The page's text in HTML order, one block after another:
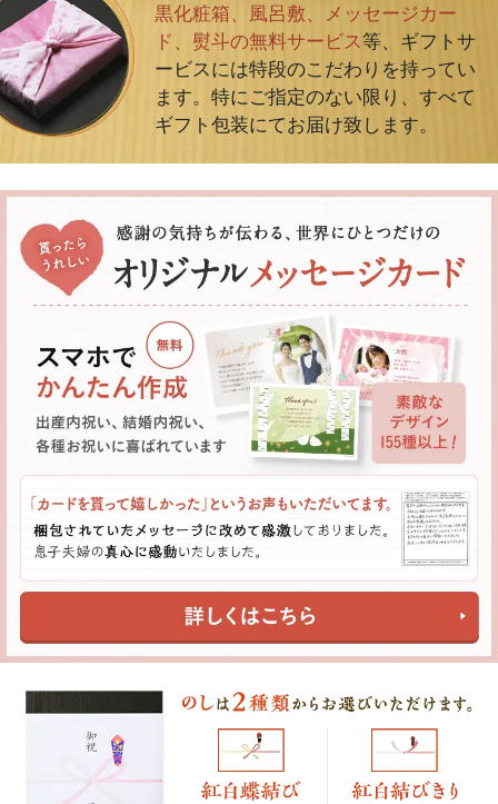
黒化粧箱、風呂敷、メッセージカー
ド、熨斗の無料サービス等、ギフトサ
ービスには特段のこだわりを持ってい
ます。特にご指定のない限り、すべて
ギフト包装にてお届け致します。